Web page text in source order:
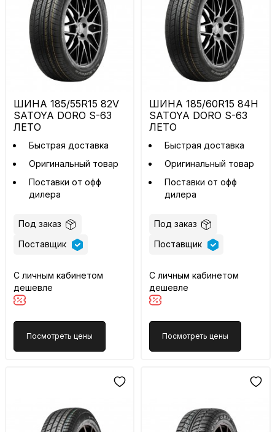
ШИНА 185/55R15 82V
SATOYA DORO S-63
ЛЕТО
Быстрая доставка
Оригинальный товар
Поставки от офф
дилера
Под заказ
Поставщик
С личным кабинетом
дешевле
Посмотреть цены
ШИНА 185/60R15 84H
SATOYA DORO S-63
ЛЕТО
Быстрая доставка
Оригинальный товар
Поставки от офф
дилера
Под заказ
Поставщик
С личным кабинетом
дешевле
Посмотреть цены